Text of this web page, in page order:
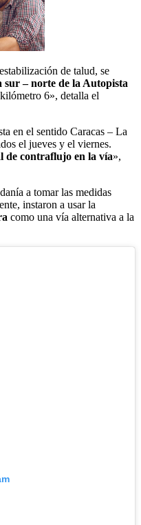
de talud, se
sur – norte de la Autopista
6», detalla el
en el sentido Caracas – La
el jueves y el viernes.
de contraflujo en la vía»,
a tomar las medidas
instaron a usar la
como una vía alternativa a la